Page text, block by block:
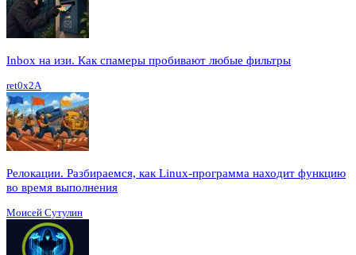
Inbox на изи. Как спамеры пробивают любые фильтры
ret0x2A
Релокации. Разбираемся, как Linux-программа находит функцию
во время выполнения
Моисей Сутулин